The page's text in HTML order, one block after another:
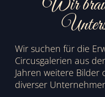
Wir
Wir suchen für die
Circusgalerien aus
Jahren weitere Bilder
diverser